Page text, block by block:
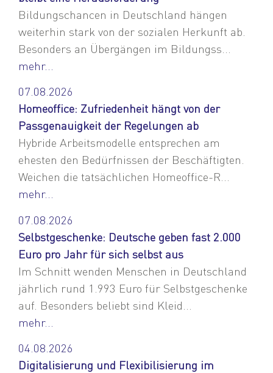
Bildungschancen in Deutschland hängen
weiterhin stark von der sozialen Herkunft ab.
Besonders an Übergängen im Bildungss...
mehr...
07.08.2026
Homeoffice: Zufriedenheit hängt von der
Passgenauigkeit der Regelungen ab
Hybride Arbeitsmodelle entsprechen am
ehesten den Bedürfnissen der Beschäftigten.
Weichen die tatsächlichen Homeoffice-R...
mehr...
07.08.2026
Selbstgeschenke: Deutsche geben fast 2.000
Euro pro Jahr für sich selbst aus
Im Schnitt wenden Menschen in Deutschland
jährlich rund 1.993 Euro für Selbstgeschenke
auf. Besonders beliebt sind Kleid...
mehr...
04.08.2026
Digitalisierung und Flexibilisierung im